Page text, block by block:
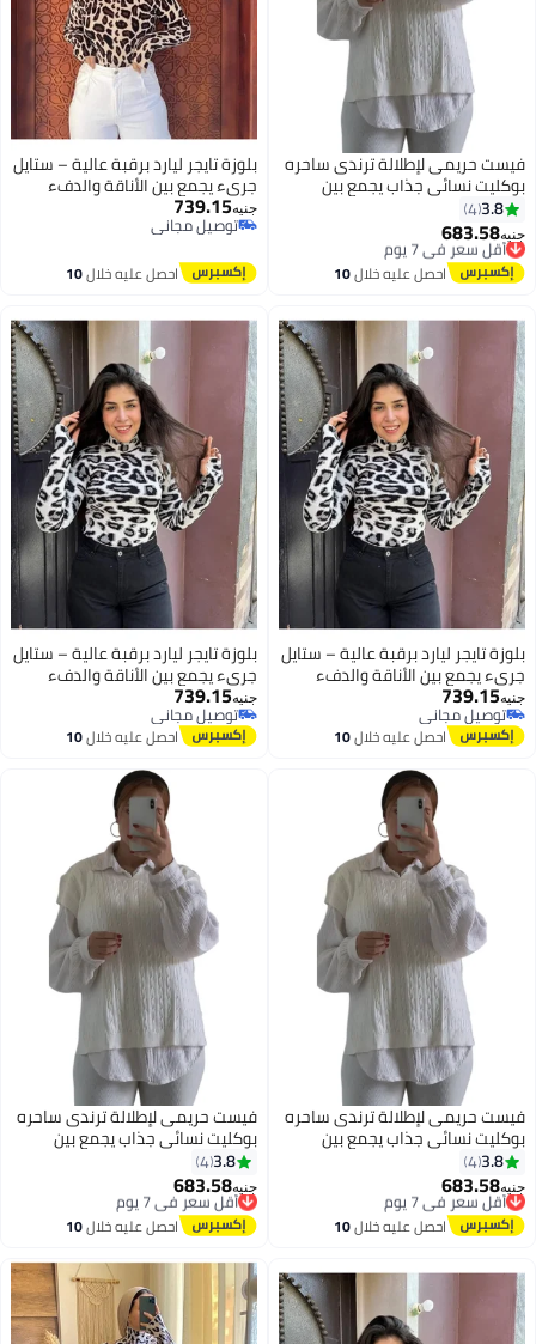
5
فيست حريمى لإطلالة ترندى ساحره
بوكليت نسائي جذاب يجمع بين
الرُقي والنعومة بأسلوب يخطف
الأنظار كود 4504
3.8
4
جنيه683.58
أقل سعر في 7 يوم
توصيل مجاني
أقل سعر في 7 يوماحصل عليه خلال10
اغسطس
بلوزة تايجر ليارد برقبة عالية – ستايل
جريء يجمع بين الأناقة والدفء
بلوزه بصباع تجمع بين الشياكه
والاناقه كود 4500
جنيه739.15
توصيل مجاني
توصيل مجاني
احصل عليه خلال10
اغسطس
3
بلوزة تايجر ليارد برقبة عالية – ستايل
جريء يجمع بين الأناقة والدفء
بلوزه بصباع تجمع بين الشياكه
والاناقه كود 4500
جنيه739.15
توصيل مجاني
توصيل مجانياحصل عليه خلال10
اغسطس
3
بلوزة تايجر ليارد برقبة عالية – ستايل
جريء يجمع بين الأناقة والدفء
بلوزه بصباع تجمع بين الشياكه
والاناقه كود 4500
جنيه739.15
توصيل مجاني
توصيل مجانياحصل عليه خلال10
اغسطس
5
فيست حريمى لإطلالة ترندى ساحره
بوكليت نسائي جذاب يجمع بين
الرُقي والنعومة بأسلوب يخطف
الأنظار كود 4504
3.8
4
جنيه683.58
أقل سعر في 7 يوم
توصيل مجاني
أقل سعر في 7 يوماحصل عليه خلال10
اغسطس
5
فيست حريمى لإطلالة ترندى ساحره
بوكليت نسائي جذاب يجمع بين
الرُقي والنعومة بأسلوب يخطف
الأنظار كود 4504
3.8
4
جنيه683.58
أقل سعر في 7 يوم
توصيل مجاني
أقل سعر في 7 يوماحصل عليه خلال10
اغسطس